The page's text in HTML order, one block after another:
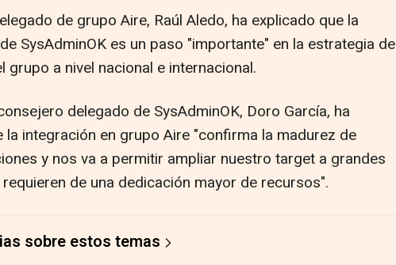
de grupo Aire, Raúl Aledo, ha explicado que la
SysAdminOK es un paso "importante" en la estrategia de
grupo a nivel nacional e internacional.
delegado de SysAdminOK, Doro García, ha
la integración en grupo Aire "confirma la madurez de
y nos va a permitir ampliar nuestro target a grandes
de una dedicación mayor de recursos".
sobre estos temas